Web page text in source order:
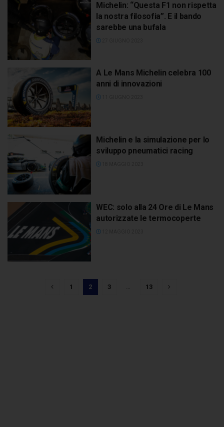
Michelin: “Questa F1 non rispetta
la nostra filosofia”. E il bando
sarebbe una bufala
A Le Mans Michelin celebra 100
anni di innovazioni
Michelin e la simulazione per lo
sviluppo pneumatici racing
WEC: solo alla 24 Ore di Le Mans
autorizzate le termocoperte
1 2 3 … 13